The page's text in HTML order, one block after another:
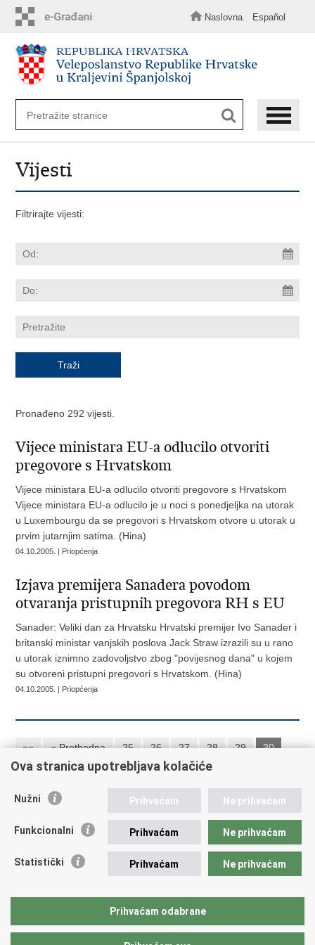
sadržaj
Naslovna Español
Vijesti
Filtrirajte vijesti:
Pronađeno 292 vijesti.
Vijece ministara EU-a odlucilo otvoriti
pregovore s Hrvatskom
Vijece ministara EU-a odlucilo otvoriti pregovore s Hrvatskom
Vijece ministara EU-a odlucilo je u noci s ponedjeljka na utorak
u Luxembourgu da se pregovori s Hrvatskom otvore u utorak u
prvim jutarnjim satima. (Hina)
04.10.2005. | Priopćenja
Izjava premijera Sanadera povodom
otvaranja pristupnih pregovora RH s EU
Sanader: Veliki dan za Hrvatsku Hrvatski premijer Ivo Sanader i
britanski ministar vanjskih poslova Jack Straw izrazili su u rano
u utorak iznimno zadovoljstvo zbog "povijesnog dana" u kojem
su otvoreni pristupni pregovori s Hrvatskom. (Hina)
04.10.2005. | Priopćenja
«« « Prethodna 25 26 27 28 29
30
Sljedeća »
Republika Hrvatska
Trg N.Š. Zrinskog 7-8, 10000 Zagreb
fax: +385 (0)1 4551 795, +385 (0)1 4920 149
ministarstvo@mvep.hr
Ova stranica upotrebljava kolačiće
Nužni Prihvaćam Ne prihvaćam
Funkcionalni Prihvaćam Ne prihvaćam
Statistički Prihvaćam Ne prihvaćam
Prihvaćam odabrane